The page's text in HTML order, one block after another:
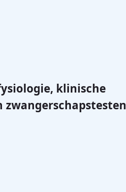
klinische
zwangerschapstesten